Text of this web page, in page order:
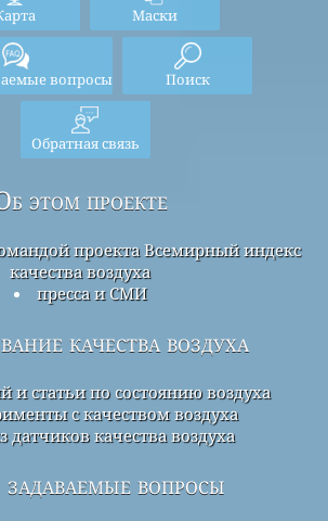
Маски
вопросы Поиск
Обратная связь
этом проекте
проекта Всемирный индекс
качества воздуха
пресса и СМИ
качества воздуха
и статьи по состоянию воздуха
с качеством воздуха
датчиков качества воздуха
вопросы